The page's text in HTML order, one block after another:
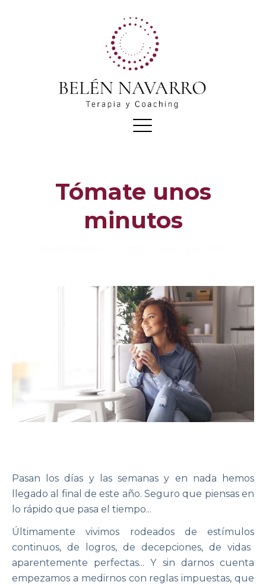
Tómate unos
minutos
Pasan los días y las semanas y en nada hemos
llegado al final de este año. Seguro que piensas en
lo rápido que pasa el tiempo...
Últimamente vivimos rodeados de estímulos
continuos, de logros, de decepciones, de vidas
aparentemente perfectas... Y sin darnos cuenta
empezamos a medirnos con reglas impuestas, que